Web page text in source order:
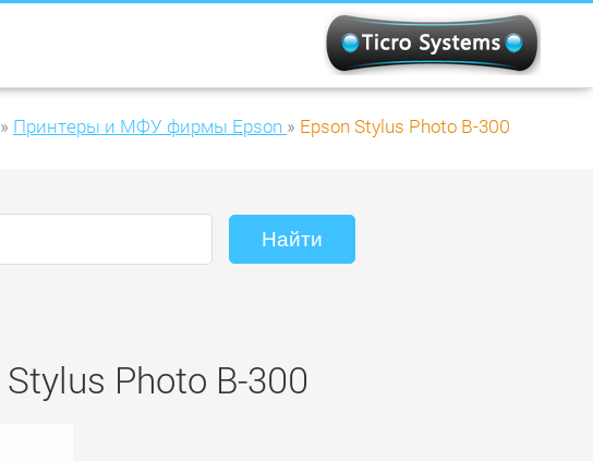
» Принтеры и МФУ фирмы Epson » Epson Stylus Photo B-300
Photo B-300